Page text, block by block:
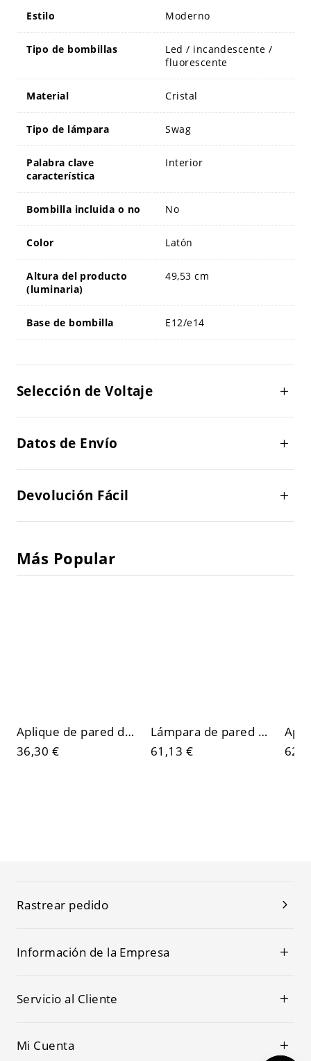
Estilo Moderno
Tipo de bombillas
Led / incandescente /
fluorescente
Material Cristal
Tipo de lámpara Swag
Palabra clave
característica
Interior
Bombilla incluida o no No
Color Latón
Altura del producto
(luminaria)
49,53 cm
Base de bombilla E12/e14
Selección de Voltaje
Datos de Envío
Devolución Fácil
Más Popular
Aplique de pared de tiza claro de 1 luz con pantalla de hierro fundido ambiental, cableado directo
36,30 €
Lámpara de pared blanca con pantalla acrílica para dormitorio
61,13 €
Rastrear pedido
Información de la Empresa
Servicio al Cliente
Mi Cuenta